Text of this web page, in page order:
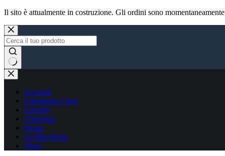
Il sito è attualmente in costruzione. Gli ordini sono
Skip
to
content
No
results
Account
Calendario Corsi
Carrello
Checkout
Home
La Mia Storia
Shop